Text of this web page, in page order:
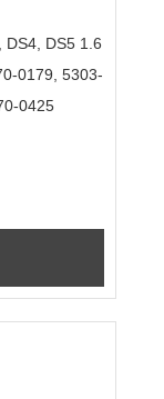
DS4, DS5 1.6
0179, 5303-
0425